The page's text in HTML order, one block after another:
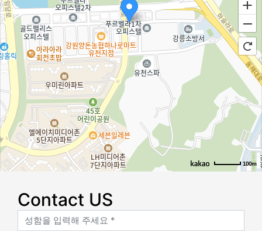
100m
Contact US